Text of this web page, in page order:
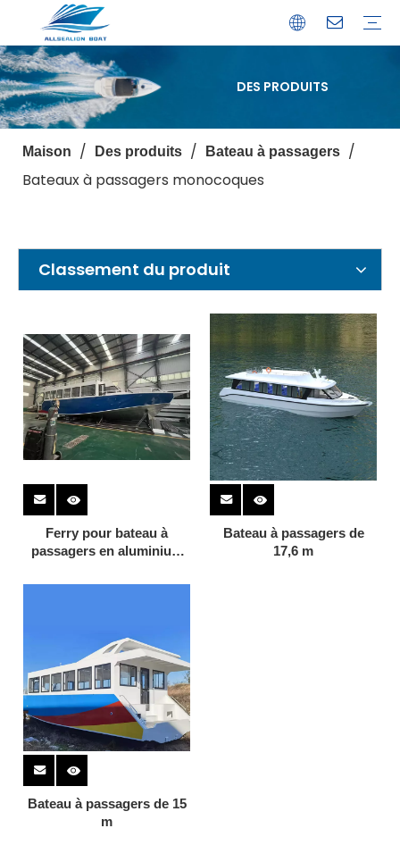
DES PRODUITS
Maison / Des produits / Bateau à passagers /
Bateaux à passagers monocoques
Classement du produit
Ferry pour bateau à
passagers en aluminium
Bateau à passagers de
17,6 m
Bateau à passagers de 15
m